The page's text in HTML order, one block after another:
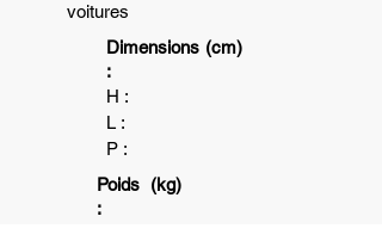
voitures
Dimensions (cm)
:
H :
L :
P :
Poids (kg)
: